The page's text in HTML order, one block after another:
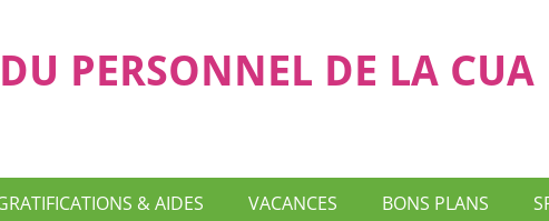
PERSONNEL DE LA CUA
& AIDES VACANCES BONS PLANS